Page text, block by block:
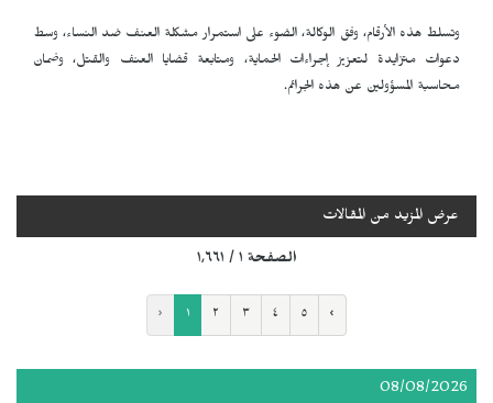
وتسلط هذه الأرقام، وفق الوكالة، الضوء على استمرار مشكلة العنف ضد النساء، وسط
دعوات متزايدة لتعزيز إجراءات الحماية، ومتابعة قضايا العنف والقتل، وضمان
محاسبة المسؤولين عن هذه الجرائم.
عرض المزيد من المقالات
الصفحة ١ / ١٬٦٦١
‹ ١ ٢ ٣ ٤ ٥ ›
08/08/2026